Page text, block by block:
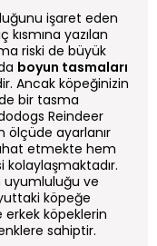
işaret eden
kısmına yazılan
riski de büyük
boyun tasmaları
Ancak köpeğinizin
bir tasma
Reindeer
ölçüde ayarlanır
etmekte hem
uyumluluğu ve
köpeğe
erkek köpeklerin
sahiptir.